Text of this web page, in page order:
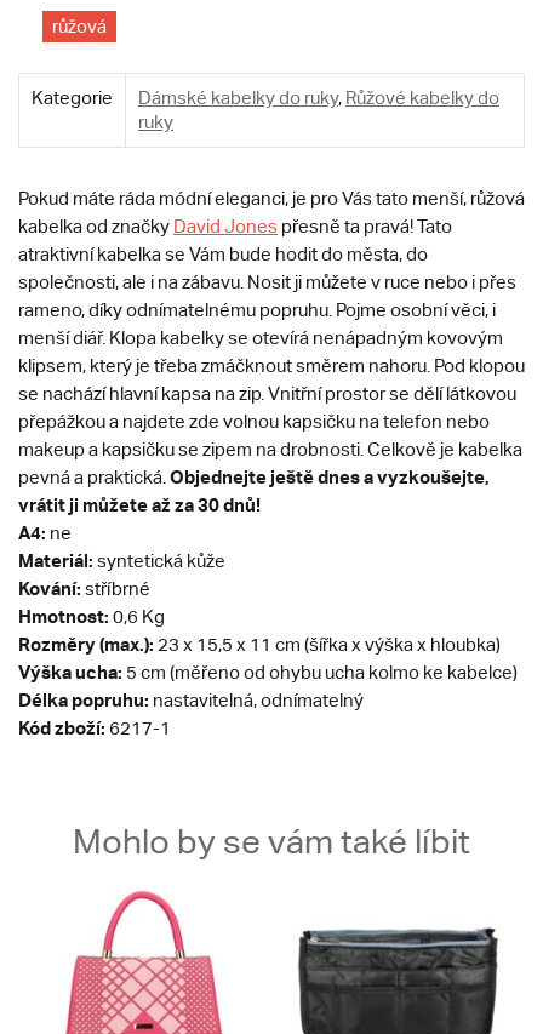
růžová
Kategorie Dámské kabelky do ruky, Růžové kabelky do
ruky
Pokud máte ráda módní eleganci, je pro Vás tato menší, růžová
kabelka od značky David Jones přesně ta pravá! Tato
atraktivní kabelka se Vám bude hodit do města, do
společnosti, ale i na zábavu. Nosit ji můžete v ruce nebo i přes
rameno, díky odnímatelnému popruhu. Pojme osobní věci, i
menší diář. Klopa kabelky se otevírá nenápadným kovovým
klipsem, který je třeba zmáčknout směrem nahoru. Pod klopou
se nachází hlavní kapsa na zip. Vnitřní prostor se dělí látkovou
přepážkou a najdete zde volnou kapsičku na telefon nebo
makeup a kapsičku se zipem na drobnosti. Celkově je kabelka
pevná a praktická. Objednejte ještě dnes a vyzkoušejte,
vrátit ji můžete až za 30 dnů!
A4: ne
Materiál: syntetická kůže
Kování: stříbrné
Hmotnost: 0,6 Kg
Rozměry (max.): 23 x 15,5 x 11 cm (šířka x výška x hloubka)
Výška ucha: 5 cm (měřeno od ohybu ucha kolmo ke kabelce)
Délka popruhu: nastavitelná, odnímatelný
Kód zboží: 6217-1
Mohlo by se vám také líbit